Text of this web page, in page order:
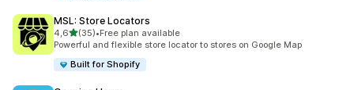
MSL: Store Locators
4,6stelle su 5
(35)
35 recensioni totali
•Free plan available
Powerful and flexible store locator to stores on Google Map
Built for Shopify